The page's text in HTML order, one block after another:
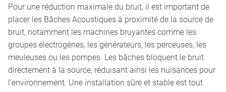
Pour une réduction maximale du bruit, il est important de
placer les Bâches Acoustiques à proximité de la source de
bruit, notamment les machines bruyantes comme les
groupes électrogènes, les générateurs, les perceuses, les
meuleuses ou les pompes. Les bâches bloquent le bruit
directement à la source, réduisant ainsi les nuisances pour
l’environnement. Une installation sûre et stable est tout